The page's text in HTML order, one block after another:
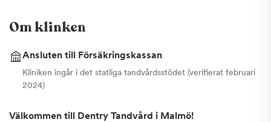
Om klinken
Ansluten till Försäkringskassan
Kliniken ingår i det statliga tandvårdsstödet (verifierat februari
2024)
Välkommen till Dentry Tandvård i Malmö!